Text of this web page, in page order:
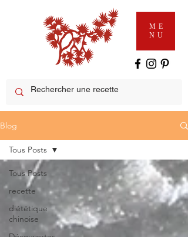
ME
NU
Blog
Tous Posts
recette
diététique
chinoise
Tous Posts